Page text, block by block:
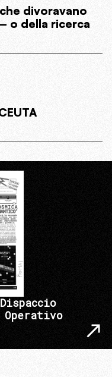
divoravano
o della ricerca